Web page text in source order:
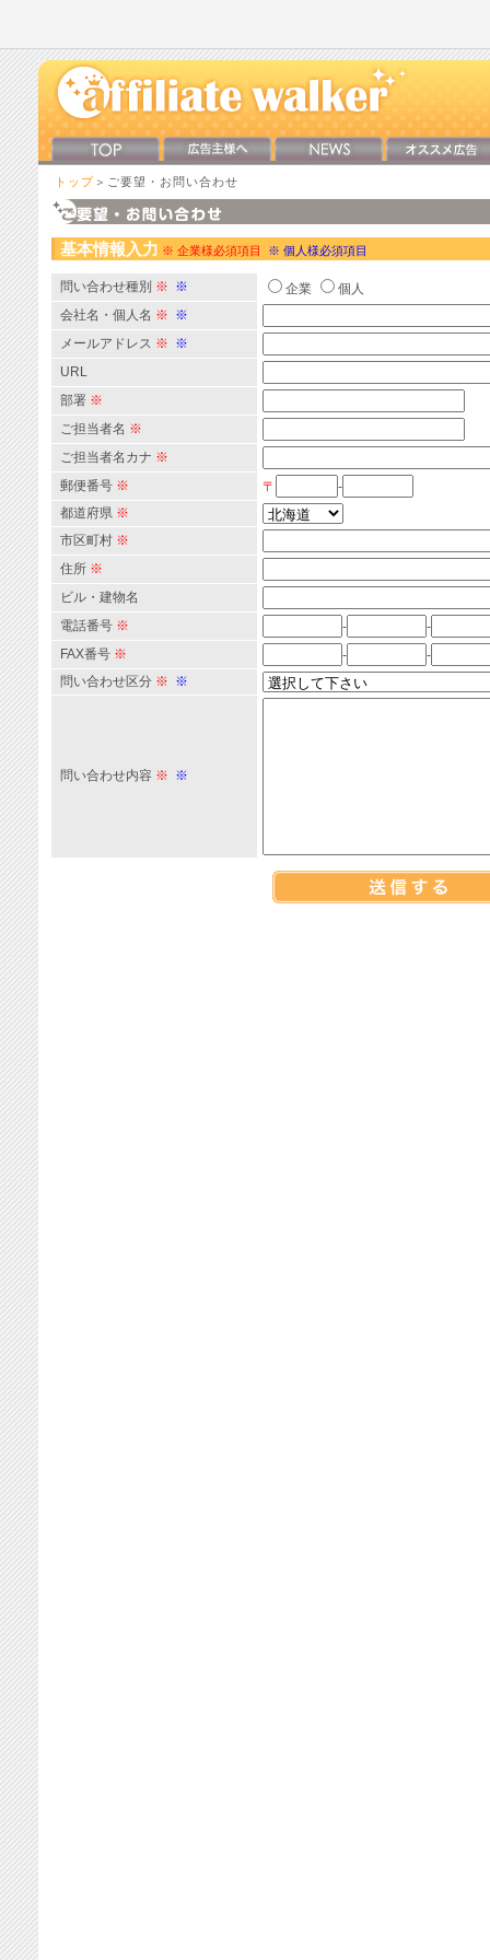
トップ ＞ご要望・お問い合わせ
基本情報入力 ※ 企業様必須項目 ※ 個人様必須項目
問い合わせ種別 ※ ※ 企業
個人
会社名・個人名 ※ ※
メールアドレス ※ ※
URL
部署 ※
ご担当者名 ※
ご担当者名カナ ※
郵便番号 ※ 〒
-
都道府県 ※
市区町村 ※
住所 ※
ビル・建物名
電話番号 ※ -
-
FAX番号 ※ -
-
問い合わせ区分 ※ ※
問い合わせ内容 ※ ※